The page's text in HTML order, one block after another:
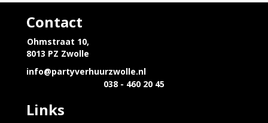
Contact
Ohmstraat 10,
8013 PZ Zwolle
info@partyverhuurzwolle.nl
038 - 460 20 45
Links